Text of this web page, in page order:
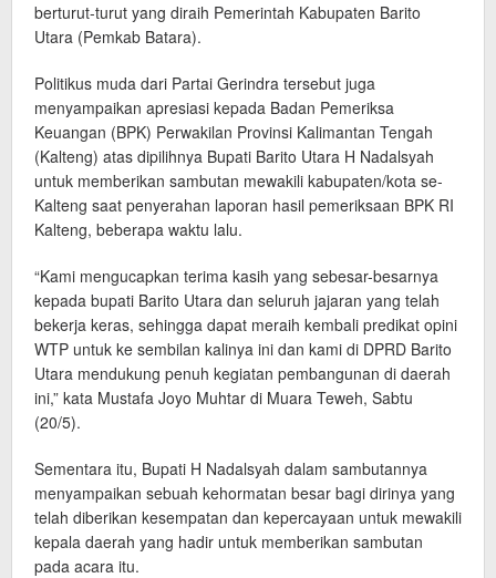
berturut-turut yang diraih Pemerintah Kabupaten Barito
Utara (Pemkab Batara).
Politikus muda dari Partai Gerindra tersebut juga
menyampaikan apresiasi kepada Badan Pemeriksa
Keuangan (BPK) Perwakilan Provinsi Kalimantan Tengah
(Kalteng) atas dipilihnya Bupati Barito Utara H Nadalsyah
untuk memberikan sambutan mewakili kabupaten/kota se-
Kalteng saat penyerahan laporan hasil pemeriksaan BPK RI
Kalteng, beberapa waktu lalu.
“Kami mengucapkan terima kasih yang sebesar-besarnya
kepada bupati Barito Utara dan seluruh jajaran yang telah
bekerja keras, sehingga dapat meraih kembali predikat opini
WTP untuk ke sembilan kalinya ini dan kami di DPRD Barito
Utara mendukung penuh kegiatan pembangunan di daerah
ini,” kata Mustafa Joyo Muhtar di Muara Teweh, Sabtu
(20/5).
Sementara itu, Bupati H Nadalsyah dalam sambutannya
menyampaikan sebuah kehormatan besar bagi dirinya yang
telah diberikan kesempatan dan kepercayaan untuk mewakili
kepala daerah yang hadir untuk memberikan sambutan
pada acara itu.